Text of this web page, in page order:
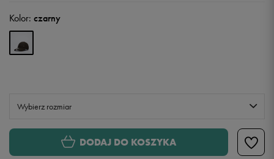
Kolor: czarny
Wybierz rozmiar
Rozmiary EU Rozmiary US
DODAJ DO KOSZYKA